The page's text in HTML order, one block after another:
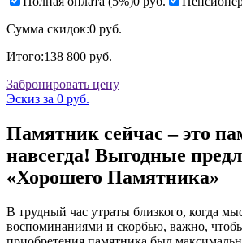
Сумма скидок:0 руб.
Итого:138 800 руб.
Забронировать цену
Эскиз за 0 руб.
Памятник сейчас – это
навсегда! Выгодные
«Хорошего Памятника»
В трудный час утраты близкого, когда
воспоминаниями и скорбью, важно,